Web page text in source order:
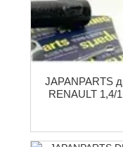
JAPANPARTS
RENAULT 1,4/